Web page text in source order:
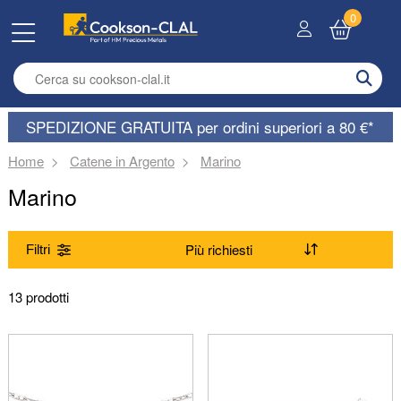
Enter search term
0
SPEDIZIONE GRATUITA per ordini superiori a 80 €*
Home Catene in Argento Marino
Marino
Filtri
Gamma
13 prodotti